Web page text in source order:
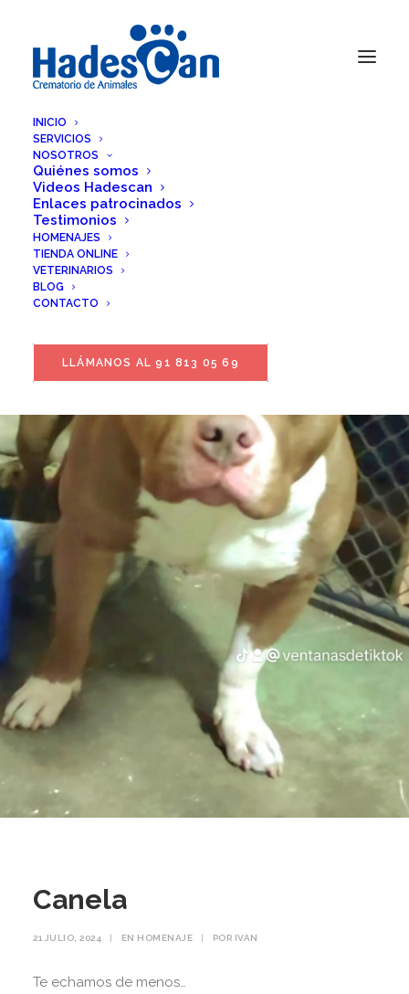
INICIO
SERVICIOS
NOSOTROS
Quiénes somos
Videos Hadescan
Enlaces patrocinados
Testimonios
HOMENAJES
TIENDA ONLINE
VETERINARIOS
BLOG
CONTACTO
LLÁMANOS AL 91 813 05 69
Canela
21 JULIO, 2024 | EN HOMENAJE | POR IVAN
Te echamos de menos…